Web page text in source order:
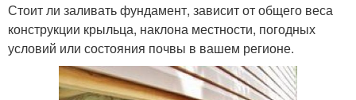
Стоит ли заливать фундамент, зависит от общего веса
конструкции крыльца, наклона местности, погодных
условий или состояния почвы в вашем регионе.